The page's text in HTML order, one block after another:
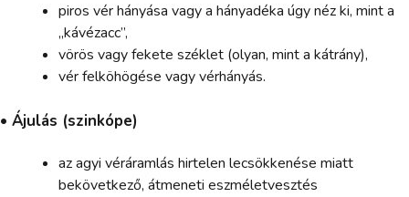
piros vér hányása vagy a hányadéka úgy néz ki, mint a
„kávézacc”,
vörös vagy fekete széklet (olyan, mint a kátrány),
vér felköhögése vagy vérhányás.
• Ájulás (szinkópe)
az agyi véráramlás hirtelen lecsökkenése miatt
bekövetkező, átmeneti eszméletvesztés